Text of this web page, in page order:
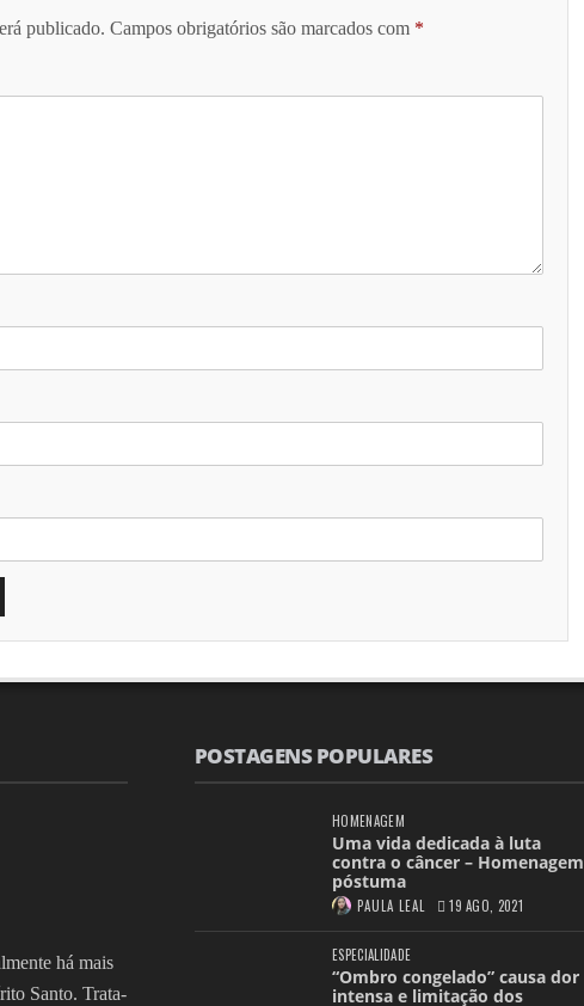
publicado. Campos obrigatórios são marcados com *
há mais
Santo. Trata-
POSTAGENS POPULARES
HOMENAGEM
Uma vida dedicada à luta
contra o câncer – Homenagem
póstuma
PAULA LEAL 19 AGO, 2021
ESPECIALIDADE
“Ombro congelado” causa dor
intensa e limitação dos